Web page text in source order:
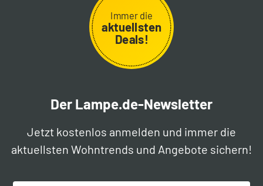
Immer die
aktuellsten
Deals!
Der Lampe.de-Newsletter
Jetzt kostenlos anmelden und immer die
aktuellsten Wohntrends und Angebote sichern!